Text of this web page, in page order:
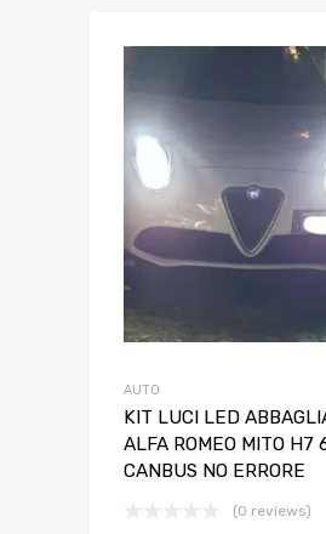
AUTO
KIT LUCI LED
ALFA ROMEO MITO H7
CANBUS NO ERRORE
(0 reviews)